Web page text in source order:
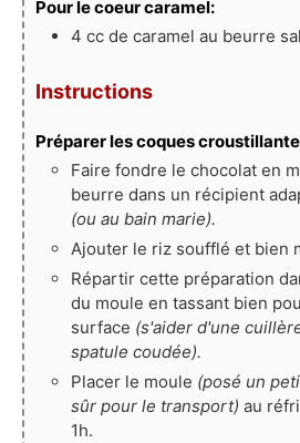
Pour le coeur caramel:
4 cc de caramel au beurre
Instructions
Préparer les coques
Faire fondre le chocolat en
beurre dans un récipient
(ou au bain marie).
Ajouter le riz soufflé et bien
Répartir cette préparation
du moule en tassant bien
surface (s'aider d'une
spatule coudée).
Placer le moule (posé un
sûr pour le transport) au
1h.